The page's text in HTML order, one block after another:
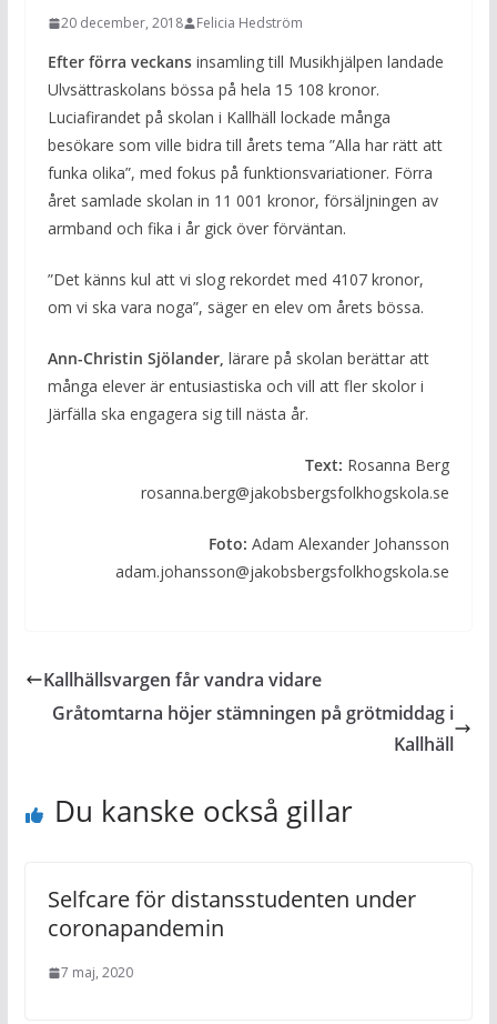
20 december, 2018 Felicia Hedström
Efter förra veckansinsamling till Musikhjälpen landade
Ulvsättraskolans bössa på hela 15 108 kronor.
Luciafirandet på skolan i Kallhäll lockade många
besökare som ville bidra till årets tema ”Alla har rätt att
funka olika”, med fokus på funktionsvariationer. Förra
året samlade skolan in 11 001 kronor, försäljningen av
armband och fika i år gick över förväntan.
”Det känns kul att vi slog rekordet med 4107 kronor,
om vi ska vara noga”, säger en elev om årets bössa.
Ann-Christin Sjölander, lärare på skolan berättar att
många elever är entusiastiska och vill att fler skolor i
Järfälla ska engagera sig till nästa år.
Text: Rosanna Berg
rosanna.berg@jakobsbergsfolkhogskola.se
Foto: Adam Alexander Johansson
adam.johansson@jakobsbergsfolkhogskola.se
Kallhällsvargen får vandra vidare
Gråtomtarna höjer stämningen på grötmiddag i
Kallhäll
Du kanske också gillar
Selfcare för distansstudenten under
coronapandemin
7 maj, 2020